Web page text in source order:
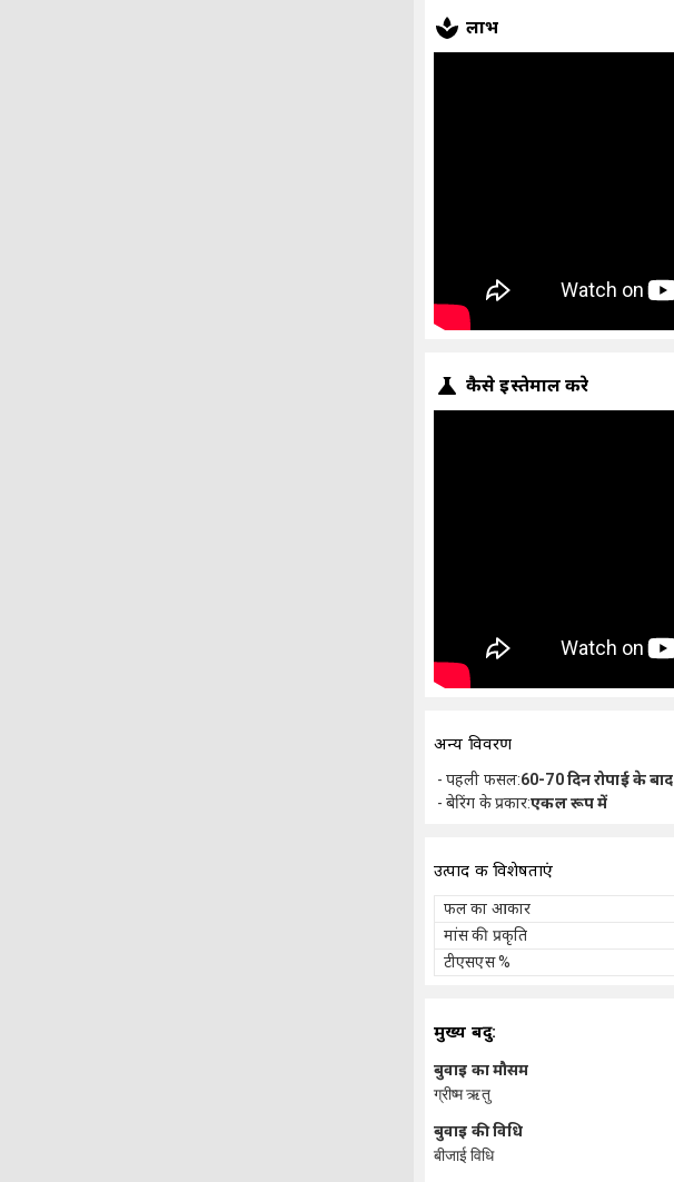
लाभ
कैसे इस्तेमाल करे
अन्य विवरण
पहली फसल:60-70 दिन रोपाई के बाद
बेरिंग के प्रकार:एकल रूप में
उत्पाद की विशेषताएं
फल का आकार
मांस की प्रकृति
टीएसएस %
मुख्य बिंदु:
बुवाई का मौसम
ग्रीष्म ऋतु
बुवाई की विधि
बीजाई विधि